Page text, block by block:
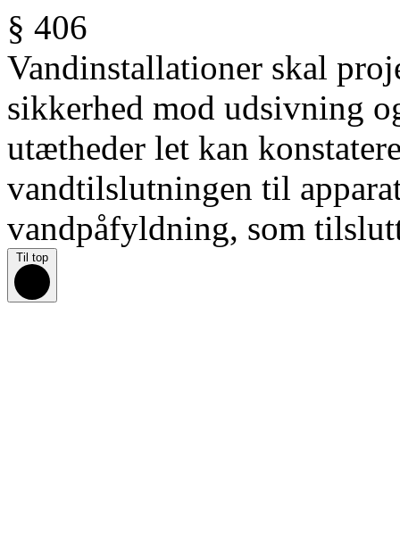
§ 406
Vandinstallationer skal
sikkerhed mod udsivning
utætheder let kan
vandtilslutningen til
vandpåfyldning, som
Til top